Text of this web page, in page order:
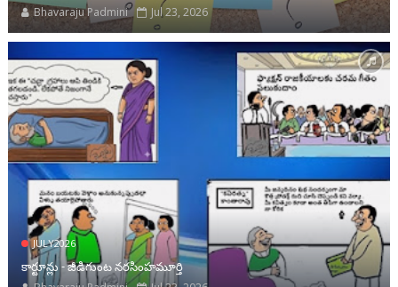
Bhavaraju Padmini Jul 23, 2026
JULY2026
కార్టూన్లు - జీడిగుంట నరసింహమూర్తి